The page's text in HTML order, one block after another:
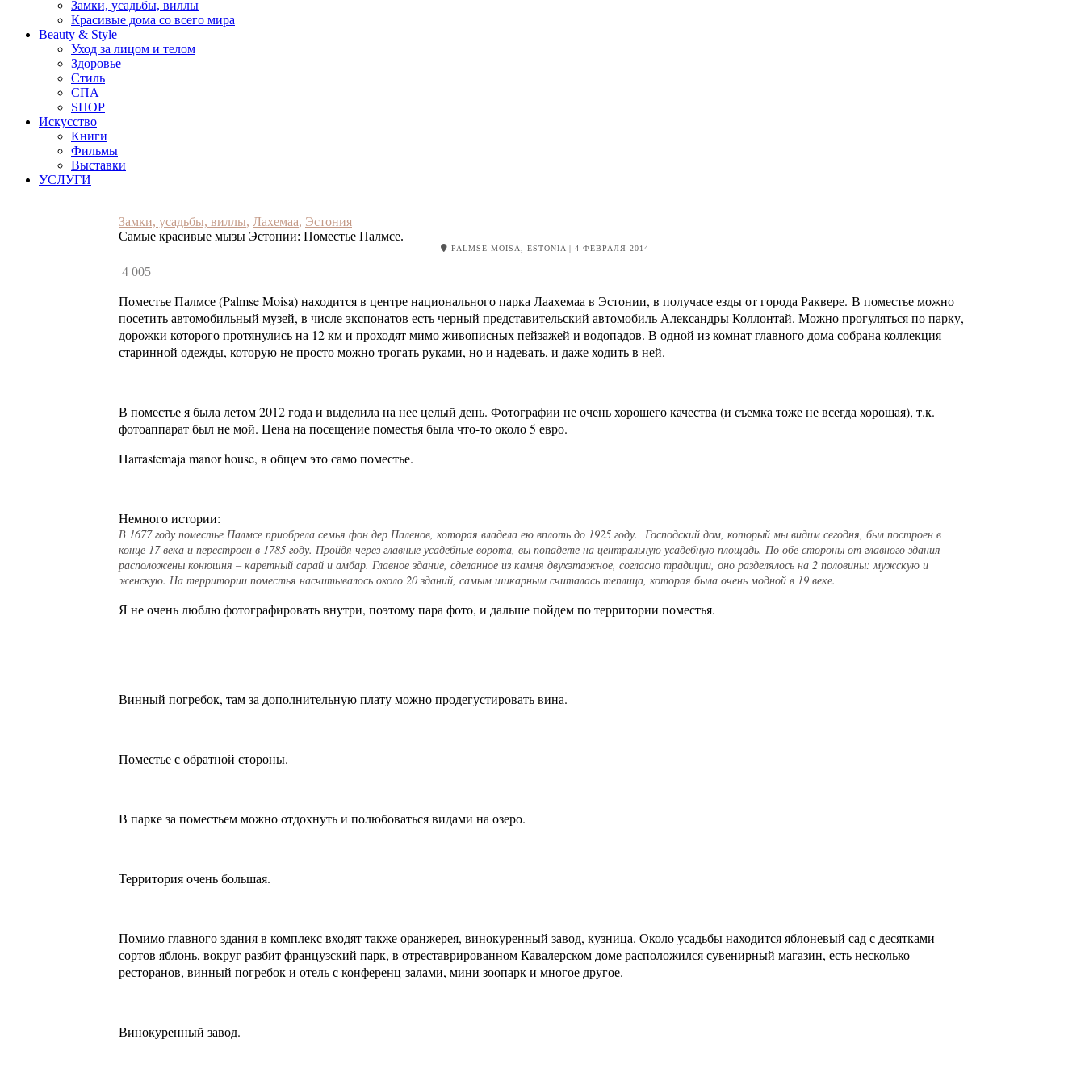
Замки, усадьбы, виллы
Красивые дома со всего мира
Beauty & Style
Уход за лицом и телом
Здоровье
Стиль
СПА
SHOP
Искусство
Книги
Фильмы
Выставки
УСЛУГИ
Замки, усадьбы, виллы, Лахемаа, Эстония
Самые красивые мызы Эстонии: Поместье Палмсе.
PALMSE MOISA, ESTONIA | 4 ФЕВРАЛЯ 2014
4 005
Поместье Палмсе (Palmse Moisa) находится в центре национального парка Лаахемаа в Эстонии, в получасе езды от города Раквере. В поместье можно
посетить автомобильный музей, в числе экспонатов есть черный представительский автомобиль Александры Коллонтай. Можно прогуляться по парку,
дорожки которого протянулись на 12 км и проходят мимо живописных пейзажей и водопадов. В одной из комнат главного дома собрана коллекция
старинной одежды, которую не просто можно трогать руками, но и надевать, и даже ходить в ней.
В поместье я была летом 2012 года и выделила на нее целый день. Фотографии не очень хорошего качества (и съемка тоже не всегда хорошая), т.к.
фотоаппарат был не мой. Цена на посещение поместья была что-то около 5 евро.
Harrastemaja manor house, в общем это само поместье.
Немного истории:
В 1677 году поместье Палмсе приобрела семья фон дер Паленов, которая владела ею вплоть до 1925 году. Господский дом, который мы видим сегодня, был построен в
конце 17 века и перестроен в 1785 году. Пройдя через главные усадебные ворота, вы попадете на центральную усадебную площадь. По обе стороны от главного здания
расположены конюшня – каретный сарай и амбар. Главное здание, сделанное из камня двухэтажное, согласно традиции, оно разделялось на 2 половины: мужскую и
женскую. На территории поместья насчитывалось около 20 зданий, самым шикарным считалась теплица, которая была очень модной в 19 веке.
Я не очень люблю фотографировать внутри, поэтому пара фото, и дальше пойдем по территории поместья.
Винный погребок, там за дополнительную плату можно продегустировать вина.
Поместье с обратной стороны.
В парке за поместьем можно отдохнуть и полюбоваться видами на озеро.
Территория очень большая.
Помимо главного здания в комплекс входят также оранжерея, винокуренный завод, кузница. Около усадьбы находится яблоневый сад с десятками
сортов яблонь, вокруг разбит французский парк, в отреставрированном Кавалерском доме расположился сувенирный магазин, есть несколько
ресторанов, винный погребок и отель с конференц-залами, мини зоопарк и многое другое.
Винокуренный завод.